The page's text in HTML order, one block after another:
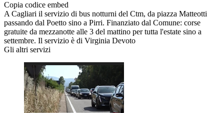
Copia codice embed
A Cagliari il servizio di bus notturni del Ctm, da piazza Matteotti
passando dal Poetto sino a Pirri. Finanziato dal Comune: corse
gratuite da mezzanotte alle 3 del mattino per tutta l'estate sino a
settembre. Il servizio è di Virginia Devoto
Gli altri servizi